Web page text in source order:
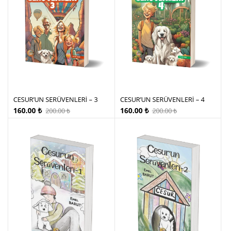
CESUR’UN SERÜVENLERİ – 3
200.00₺
160.00 ₺
CESUR’UN SERÜVENLERİ – 4
200.00₺
160.00 ₺